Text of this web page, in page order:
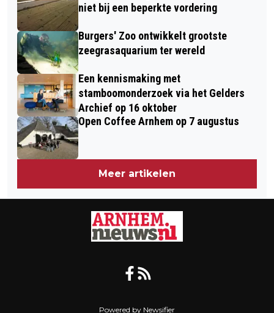
niet bij een beperkte vordering
Burgers' Zoo ontwikkelt grootste
zeegrasaquarium ter wereld
Een kennismaking met
stamboomonderzoek via het Gelders
Archief op 16 oktober
Open Coffee Arnhem op 7 augustus
Meer artikelen
Powered by Newsifier